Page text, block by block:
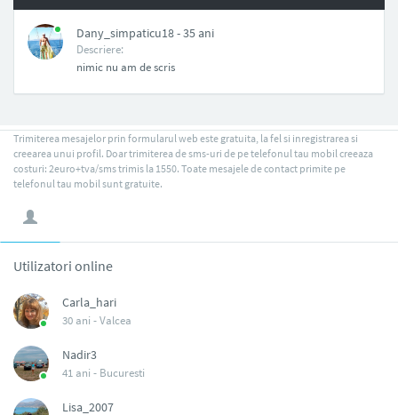
Dany_simpaticu18 - 35 ani
Descriere:
nimic nu am de scris
Trimiterea mesajelor prin formularul web este gratuita, la fel si inregistrarea si
creearea unui profil. Doar trimiterea de sms-uri de pe telefonul tau mobil creeaza
costuri: 2euro+tva/sms trimis la 1550. Toate mesajele de contact primite pe
telefonul tau mobil sunt gratuite.
Utilizatori online
Carla_hari
30 ani -Valcea
Nadir3
41 ani - Bucuresti
Lisa_2007